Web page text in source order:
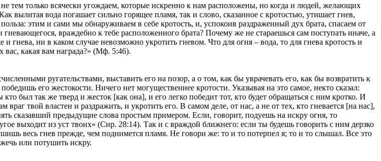
тем только всячески угождаем, которые искренно к нам расположены, но когда и людей, желающих
вылитая вода погашает сильно горящее пламя, так и слово, сказанное с кротостью, утишает гнев,
этим и сами мы обнаруживаем в себе кротость, и, успокоив раздраженный дух брата, спасаем от
враждебно к тебе расположенного брата? Почему же не стараешься сам поступать иначе, а
гнева, ни в каком случае невозможно укротить гневом. Что для огня – вода, то для гнева кротость и
вас, какая вам награда?» (Мф. 5:46).
ругательствами, выставить его на позор, а о том, как бы уврачевать его, как бы возвратить к
его жестокости. Ничего нет могущественнее кротости. Указывая на это самое, некто сказал:
был так же тверд и жесток [как она], и его легко победит тот, кто будет обращаться с ним кротко. И
твой властен и раздражить, и укротить его. В самом деле, от нас, а не от тех, кто гневается [на нас],
сказавший предыдущие слова простым примером. Если, говорит, подуешь на искру огня, то
выходит из уст твоих» (Сир. 28:14). Так и с враждой ближнего: если ты будешь говорить с ним дерзко
весь гнев прежде, чем поднимется пламя. Не говори же: то и то потерпел я; то и то слышал. Все это
или потушить искру.